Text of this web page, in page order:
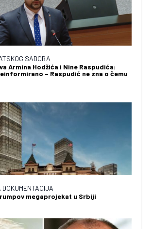
SABORA
Armina Hodžića i Nine Raspudića:
– Raspudić ne zna o čemu
DOKUMENTACIJA
megaprojekat u Srbiji